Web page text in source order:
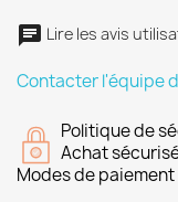
Lire les avis
Contacter l'équipe
Politique de
Achat
Modes de